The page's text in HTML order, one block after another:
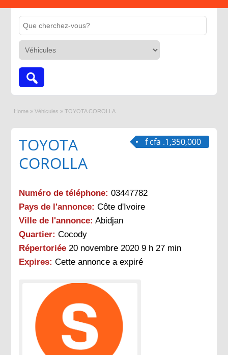
Home » Véhicules » TOYOTA COROLLA
f cfa .1,350,000
TOYOTA
COROLLA
Numéro de téléphone: 03447782
Pays de l'annonce: Côte d'Ivoire
Ville de l'annonce: Abidjan
Quartier: Cocody
Répertoriée 20 novembre 2020 9 h 27 min
Expires: Cette annonce a expiré